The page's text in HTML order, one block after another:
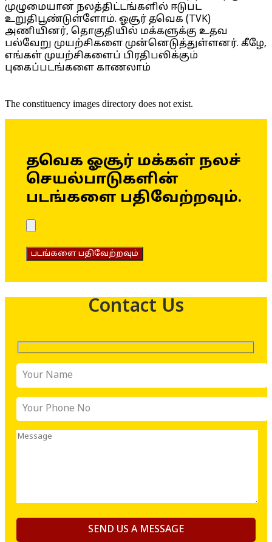
முழுமையான நலத்திட்டங்களில் ஈடுபட
உறுதிபூண்டுள்ளோம். ஓசூர் தவெக (TVK)
அணியினர், தொகுதியில் மக்களுக்கு உதவ
பல்வேறு முயற்சிகளை முன்னெடுத்துள்ளனர். கீழே,
எங்கள் முயற்சிகளைப் பிரதிபலிக்கும்
புகைப்படங்களை காணலாம்
The constituency images directory does not exist.
தவெக ஓசூர் மக்கள் நலச்
செயல்பாடுகளின்
படங்களை பதிவேற்றவும்.
படங்களை பதிவேற்றவும்
Contact Us